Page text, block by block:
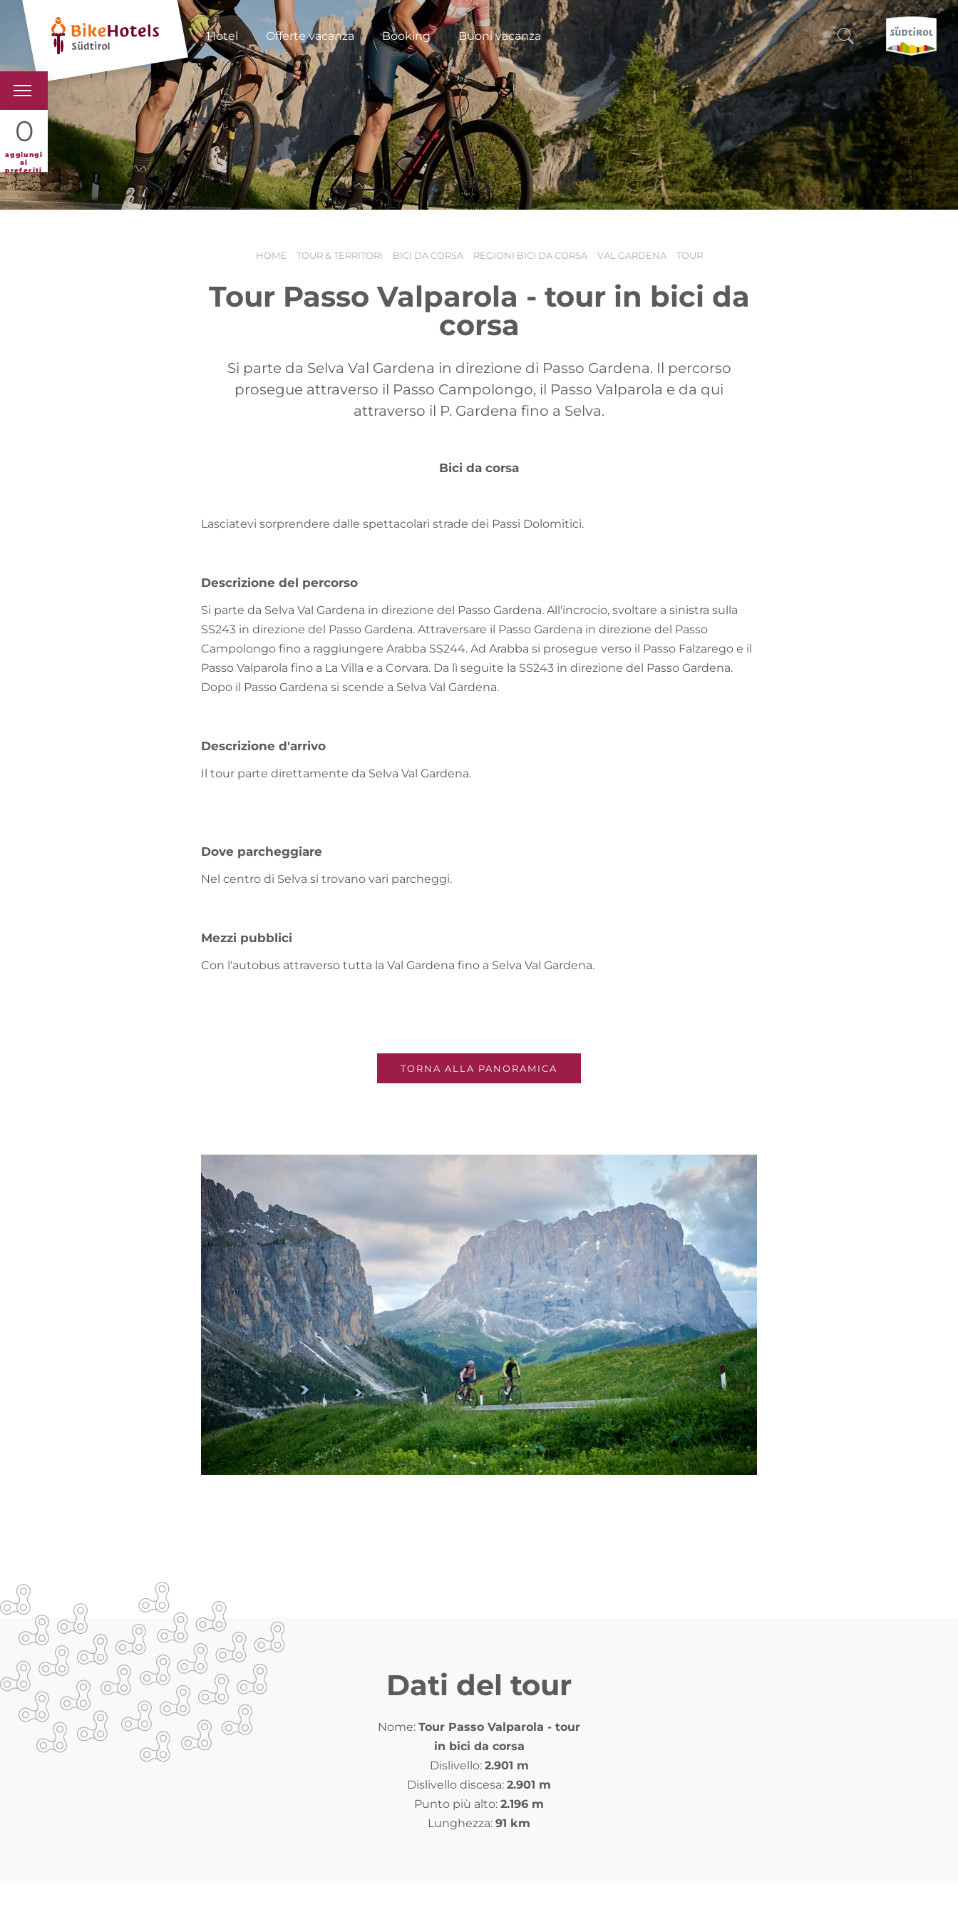
Hotel Offerte vacanza Booking Buoni vacanza
0
aggiungi
ai
preferiti
BIKEHOTELS
HOTELS & PACCHETTI
TOUR & TERRITORI
CERCA E PRENOTA
SCOPRI L'ALTO ADIGE
QUANDO?
-
HOME TOUR & TERRITORI BICI DA CORSA REGIONI BICI DA CORSA VAL GARDENA TOUR
Tour Passo Valparola - tour in bici da
corsa
Si parte da Selva Val Gardena in direzione di Passo Gardena. Il percorso
prosegue attraverso il Passo Campolongo, il Passo Valparola e da qui
attraverso il P. Gardena fino a Selva.
Bici da corsa
Lasciatevi sorprendere dalle spettacolari strade dei Passi Dolomitici.
Descrizione del percorso
Si parte da Selva Val Gardena in direzione del Passo Gardena. All'incrocio, svoltare a sinistra sulla
SS243 in direzione del Passo Gardena. Attraversare il Passo Gardena in direzione del Passo
Campolongo fino a raggiungere Arabba SS244. Ad Arabba si prosegue verso il Passo Falzarego e il
Passo Valparola fino a La Villa e a Corvara. Da lì seguite la SS243 in direzione del Passo Gardena.
Dopo il Passo Gardena si scende a Selva Val Gardena.
Descrizione d'arrivo
Il tour parte direttamente da Selva Val Gardena.
Dove parcheggiare
Nel centro di Selva si trovano vari parcheggi.
Mezzi pubblici
Con l'autobus attraverso tutta la Val Gardena fino a Selva Val Gardena.
TORNA ALLA PANORAMICA
Dati del tour
Nome: Tour Passo Valparola - tour
in bici da corsa
Dislivello: 2.901 m
Dislivello discesa: 2.901 m
Punto più alto: 2.196 m
Lunghezza: 91 km